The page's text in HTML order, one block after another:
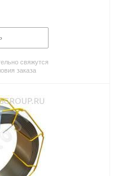
свяжутся
заказа